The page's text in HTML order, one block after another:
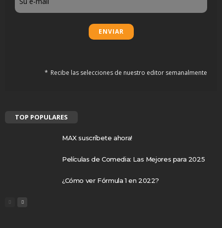
Recibe las selecciones de nuestro editor semanalmente
TOP POPULARES
MAX suscríbete ahora!
Películas de Comedia: Las Mejores para 2025
¿Cómo ver Fórmula 1 en 2022?